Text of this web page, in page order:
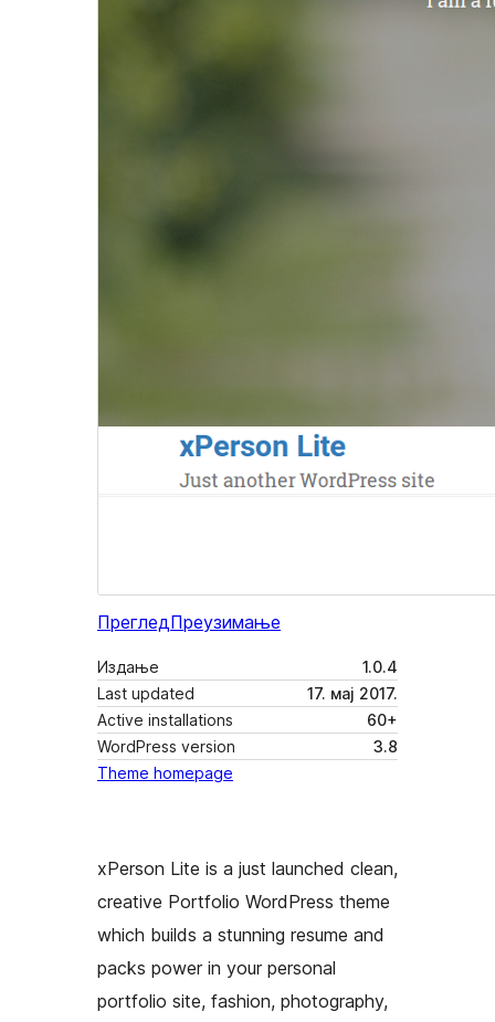
ПрегледПреузимање
Издање
1.0.4
Last updated
17. мај 2017.
Active installations
60+
WordPress version
3.8
Theme homepage
xPerson Lite is a just launched clean,
creative Portfolio WordPress theme
which builds a stunning resume and
packs power in your personal
portfolio site, fashion, photography,